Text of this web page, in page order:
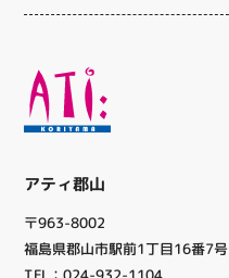
アティ郡山
〒963-8002
福島県郡山市駅前1丁目16番7号